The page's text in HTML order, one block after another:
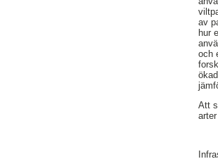
av
hur
och
Att